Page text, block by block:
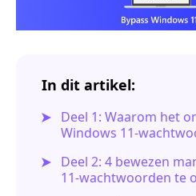
In dit artikel:
Deel 1: Waarom het
Windows 11-
Deel 2: 4 bewezen
11-wachtwoorden te